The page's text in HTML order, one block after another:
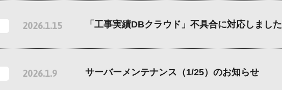
2026.1.15 「工事実績DBクラウド」不具合に対応しました
2026.1.9 サーバーメンテナンス（1/25）のお知らせ